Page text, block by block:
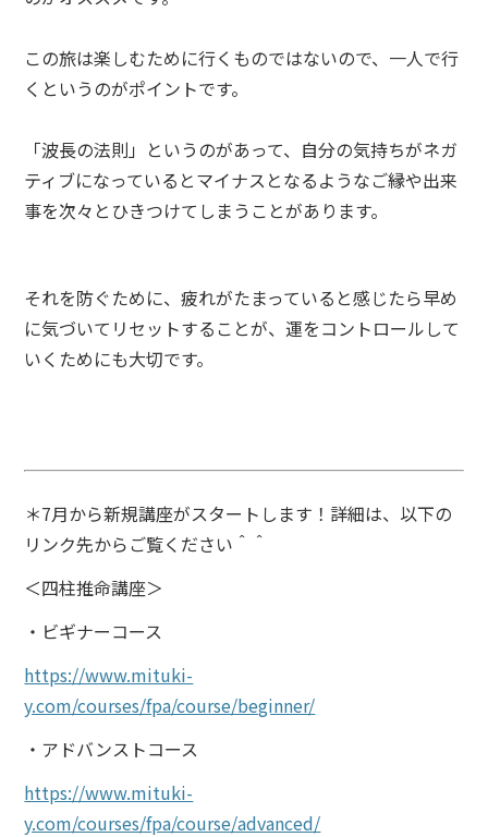
この旅は楽しむために行くものではないので、一人で行
くというのがポイントです。
「波長の法則」というのがあって、自分の気持ちがネガ
ティブになっているとマイナスとなるようなご縁や出来
事を次々とひきつけてしまうことがあります。
それを防ぐために、疲れがたまっていると感じたら早め
に気づいてリセットすることが、運をコントロールして
いくためにも大切です。
＊7月から新規講座がスタートします！ 詳細は、以下の
リンク先からご覧ください＾＾
＜四柱推命講座＞
・ビギナーコース
https://www.mituki-
y.com/courses/fpa/course/beginner/
・アドバンストコース
https://www.mituki-
y.com/courses/fpa/course/advanced/